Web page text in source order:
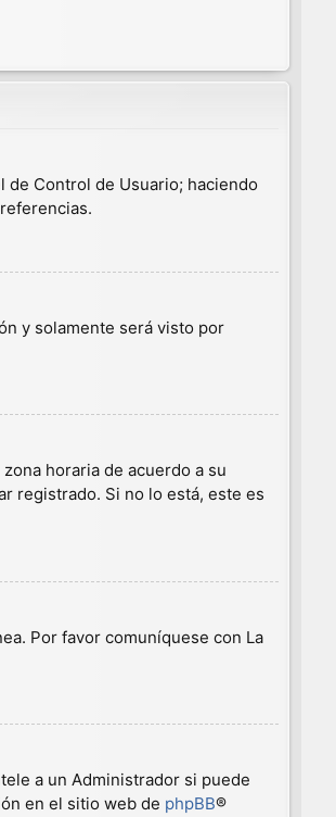
de Control de Usuario; haciendo
y solamente será visto por
horaria de acuerdo a su
registrado. Si no lo está, este es
Por favor comuníquese con La
a un Administrador si puede
en el sitio web de phpBB®